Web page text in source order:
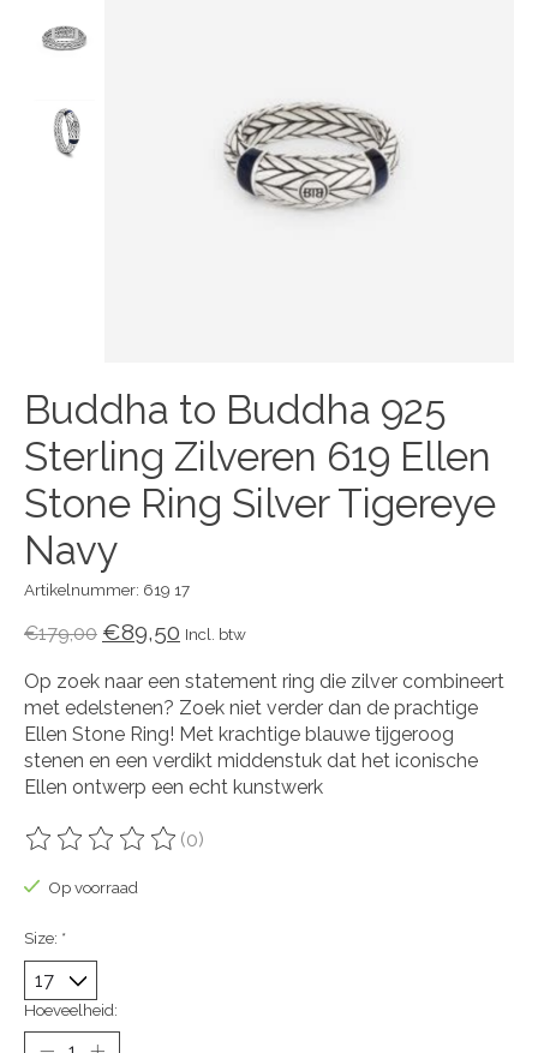
Buddha to Buddha 925
Sterling Zilveren 619 Ellen
Stone Ring Silver Tigereye
Navy
Artikelnummer: 619 17
€179,00 €89,50 Incl. btw
Op zoek naar een statement ring die zilver combineert
met edelstenen? Zoek niet verder dan de prachtige
Ellen Stone Ring! Met krachtige blauwe tijgeroog
stenen en een verdikt middenstuk dat het iconische
Ellen ontwerp een echt kunstwerk
De beoordeling van dit product is
(0)
Op voorraad
Size: *
Hoeveelheid: